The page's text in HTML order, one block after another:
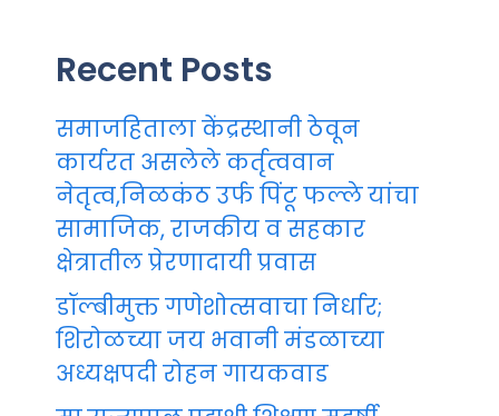
Recent Posts
समाजहिताला केंद्रस्थानी ठेवून
कार्यरत असलेले कर्तृत्ववान
नेतृत्व,निळकंठ उर्फ पिंटू फल्ले यांचा
सामाजिक, राजकीय व सहकार
क्षेत्रातील प्रेरणादायी प्रवास
डॉल्बीमुक्त गणेशोत्सवाचा निर्धार;
शिरोळच्या जय भवानी मंडळाच्या
अध्यक्षपदी रोहन गायकवाड